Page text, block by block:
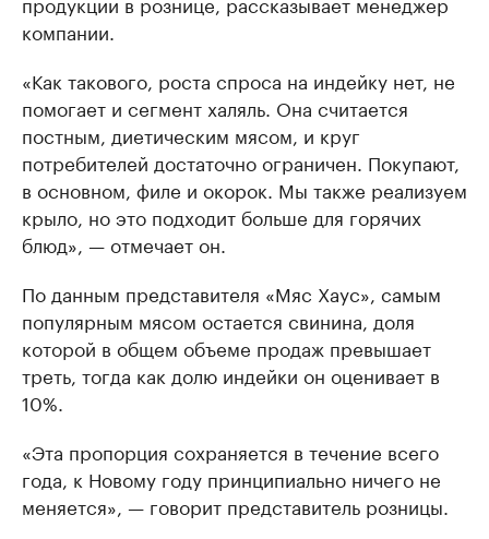
компании.
«Как такового, роста спроса на индейку нет, не
помогает и сегмент халяль. Она считается
постным, диетическим мясом, и круг
потребителей достаточно ограничен. Покупают,
в основном, филе и окорок. Мы также реализуем
крыло, но это подходит больше для горячих
блюд», — отмечает он.
По данным представителя «Мяс Хаус», самым
популярным мясом остается свинина, доля
которой в общем объеме продаж превышает
треть, тогда как долю индейки он оценивает в
10%.
«Эта пропорция сохраняется в течение всего
года, к Новому году принципиально ничего не
меняется», — говорит представитель розницы.